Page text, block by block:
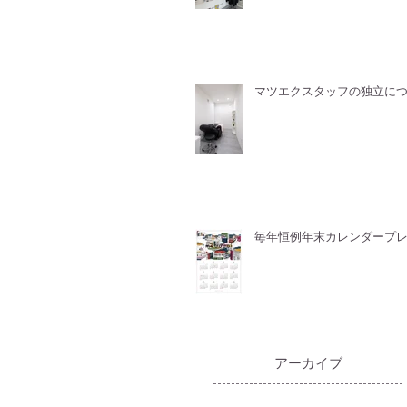
マツエクスタッフの独立に
毎年恒例年末カレンダープレ
​アーカイブ